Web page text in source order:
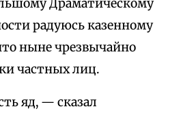
Драматическому
радуюсь казенному
ныне чрезвычайно
частных лиц.
яд, — сказал